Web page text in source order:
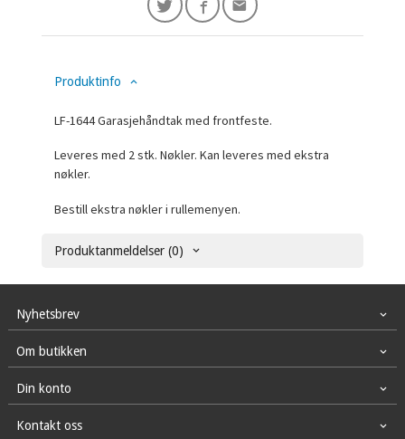
Produktinfo
LF-1644 Garasjehåndtak med frontfeste.
Leveres med 2 stk. Nøkler. Kan leveres med ekstra
nøkler.
Bestill ekstra nøkler i rullemenyen.
Produktanmeldelser (0)
Nyhetsbrev
Om butikken
Din konto
Kontakt oss